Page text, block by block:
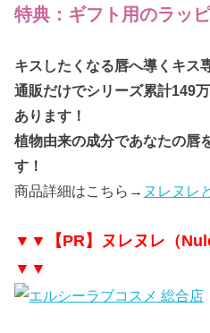
特典：ギフト用のラッ
キスしたくなる唇へ導くキス
通販だけでシリーズ累計149
あります！
植物由来の成分であなたの唇
す！
商品詳細はこちら→ ヌレヌレ
▼▼【PR】ヌレヌレ（
▼▼